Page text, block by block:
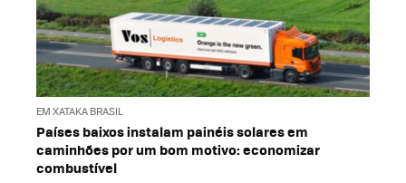
EM XATAKA BRASIL
Países baixos instalam painéis solares em
caminhões por um bom motivo: economizar
combustível